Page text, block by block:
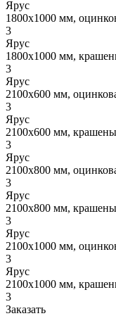
Ярус
1800x1000 мм,
3
Ярус
1800x1000 мм,
3
Ярус
2100x600 мм,
3
Ярус
2100x600 мм,
3
Ярус
2100x800 мм,
3
Ярус
2100x800 мм,
3
Ярус
2100x1000 мм,
3
Ярус
2100x1000 мм,
3
Заказать